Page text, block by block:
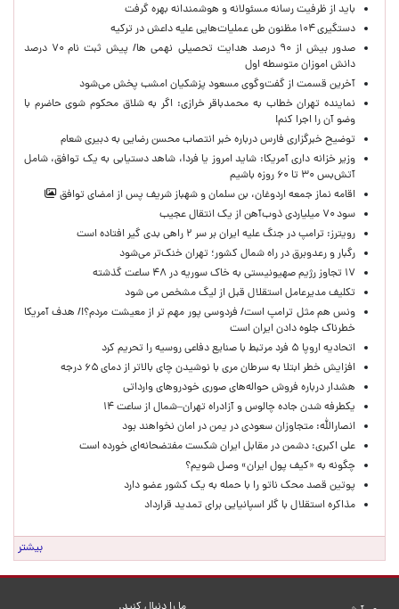
باید از ظرفیت رسانه مسئولانه و هوشمندانه بهره گرفت
دستگیری ۱۰۴ مظنون طی عملیات‌هایی علیه داعش در ترکیه
صدور بیش از ۹۰ درصد هدایت تحصیلی نهمی ها/ پیش ثبت نام ۷۰ درصد
دانش اموزان متوسطه اول
آخرین قسمت از گفت‌وگوی مسعود پزشکیان امشب پخش می‌شود
نماینده تهران خطاب به محمدباقر خرازی: اگر به شلاق محکوم شوی حاضرم با
وضو آن را اجرا کنم!
توضیح خبرگزاری فارس درباره خبر انتصاب محسن رضایی به دبیری شعام
وزیر خزانه داری آمریکا: شاید امروز یا فردا، شاهد دستیابی به یک توافق، شامل
آتش‌بس ۳۰ تا ۶۰ روزه باشیم
اقامه نماز جمعه اردوغان، بن ‌سلمان و شهباز شریف پس از امضای توافق
سود ۷۰ میلیاردی ذوب‌آهن از یک انتقال عجیب
رویترز: ترامپ در جنگ علیه ایران بر سر ۲ راهی بدی گیر افتاده است
رگبار و رعدوبرق در راه شمال کشور؛ تهران خنک‌تر می‌شود
۱۷ تجاوز رژیم صهیونیستی به خاک سوریه در ۴۸ ساعت گذشته
تکلیف مدیرعامل استقلال قبل از لیگ مشخص می شود
ونس هم مثل ترامپ است/ فردوسی پور مهم تر از معیشت مردم؟!/ هدف آمریکا
خطرناک جلوه دادن ایران است
اتحادیه اروپا ۵ فرد مرتبط با صنایع دفاعی روسیه را تحریم کرد
افزایش خطر ابتلا به سرطان مری با نوشیدن چای بالاتر از دمای ۶۵ درجه
هشدار درباره فروش حواله‌های صوری خودروهای وارداتی
یکطرفه شدن جاده چالوس و آزادراه تهران–شمال از ساعت ۱۴
انصارالله: متجاوزان سعودی در یمن در امان نخواهند بود
علی اکبری: دشمن در مقابل ایران شکست مفتضحانه‌ای خورده است
چگونه به «کیف پول ایران» وصل شویم؟
پوتین قصد محک ناتو را با حمله به یک کشور عضو دارد
مذاکره استقلال با گلر اسپانیایی برای تمدید قرارداد
بیشتر